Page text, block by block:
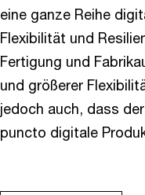
eine ganze Reihe
Flexibilität und
Fertigung und
und größerer
jedoch auch, dass
puncto digitale